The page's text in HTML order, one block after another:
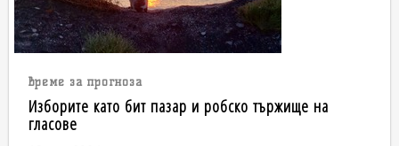
време за прогноза
Изборите като бит пазар и робско тържище на
гласове